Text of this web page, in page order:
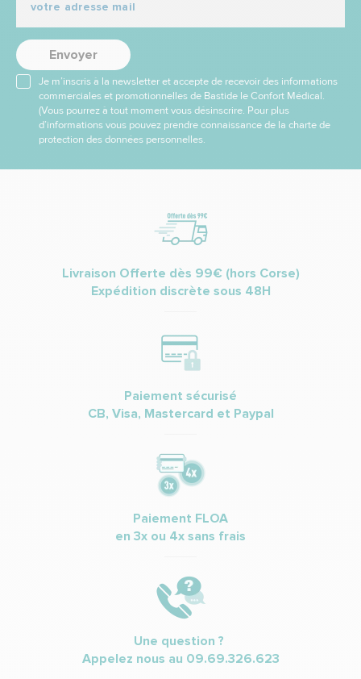
Envoyer
Je m’inscris à la newsletter et accepte de recevoir des informations
commerciales et promotionnelles de Bastide le Confort Médical.
(Vous pourrez à tout moment vous désinscrire. Pour plus
d’informations vous pouvez prendre connaissance de la charte de
protection des données personnelles.
Livraison Offerte dès 99€ (hors Corse)
Expédition discrète sous 48H
Paiement sécurisé
CB, Visa, Mastercard et Paypal
Paiement FLOA
en 3x ou 4x sans frais
Une question ?
Appelez nous au 09.69.326.623